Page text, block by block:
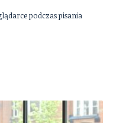
podczas pisania